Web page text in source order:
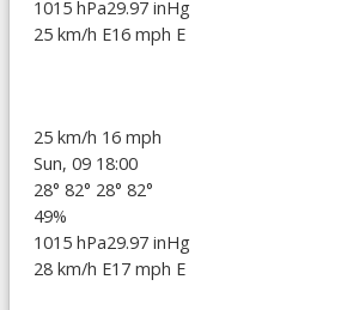
1015 hPa29.97 inHg
25 km/h E16 mph E
25 km/h 16 mph
Sun, 09 18:00
28° 82° 28° 82°
49%
1015 hPa29.97 inHg
28 km/h E17 mph E